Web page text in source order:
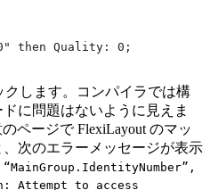
then Quality: 0;
クします。コンパイラでは構
に問題はないように見えま
ページで FlexiLayout のマッ
次のエラーメッセージが表示
Attempt to access